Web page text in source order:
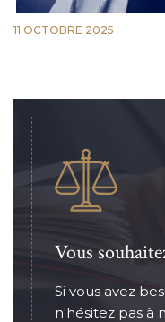
11 OCTOBRE 2025
Vous
Si vous avez
n'hésitez pas à